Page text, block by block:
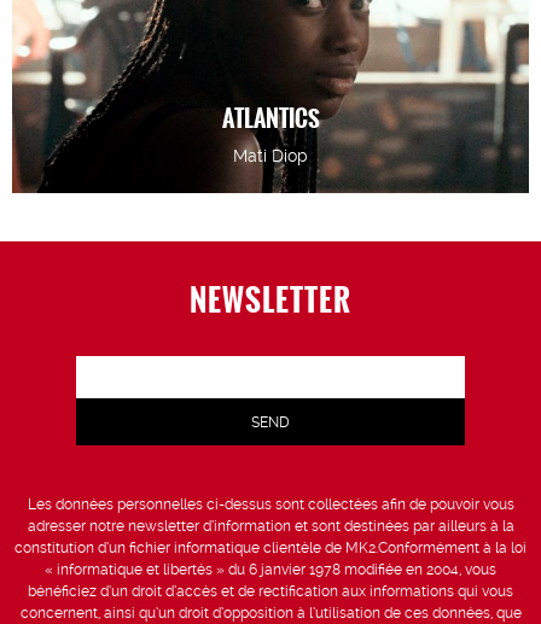
ATLANTICS
Mati Diop
NEWSLETTER
Les données personnelles ci-dessus sont collectées afin de pouvoir vous
adresser notre newsletter d’information et sont destinées par ailleurs à la
constitution d’un fichier informatique clientèle de MK2.Conformément à la loi
« informatique et libertés » du 6 janvier 1978 modifiée en 2004, vous
bénéficiez d’un droit d’accès et de rectification aux informations qui vous
concernent, ainsi qu’un droit d’opposition à l’utilisation de ces données, que